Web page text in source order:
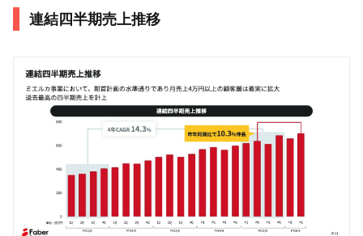
連結四半期売上推移